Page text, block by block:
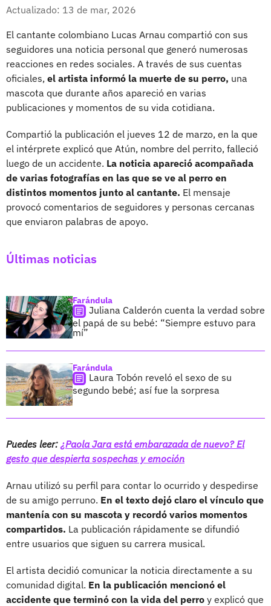
Facebook
X
Actualizado: 13 de mar, 2026
El cantante colombiano Lucas Arnau compartió con sus
seguidores una noticia personal que generó numerosas
reacciones en redes sociales. A través de sus cuentas
oficiales, el artista informó la muerte de su perro, una
mascota que durante años apareció en varias
publicaciones y momentos de su vida cotidiana.
Compartió la publicación el jueves 12 de marzo, en la que
el intérprete explicó que Atún, nombre del perrito, falleció
luego de un accidente. La noticia apareció acompañada
de varias fotografías en las que se ve al perro en
distintos momentos junto al cantante. El mensaje
provocó comentarios de seguidores y personas cercanas
que enviaron palabras de apoyo.
Últimas noticias
Farándula
Juliana Calderón cuenta la verdad sobre
el papá de su bebé: “Siempre estuvo para
mí”
Farándula
Laura Tobón reveló el sexo de su
segundo bebé; así fue la sorpresa
Puedes leer: ¿Paola Jara está embarazada de nuevo? El
gesto que despierta sospechas y emoción
Arnau utilizó su perfil para contar lo ocurrido y despedirse
de su amigo perruno. En el texto dejó claro el vínculo que
mantenía con su mascota y recordó varios momentos
compartidos. La publicación rápidamente se difundió
entre usuarios que siguen su carrera musical.
El artista decidió comunicar la noticia directamente a su
comunidad digital. En la publicación mencionó el
accidente que terminó con la vida del perro y explicó que